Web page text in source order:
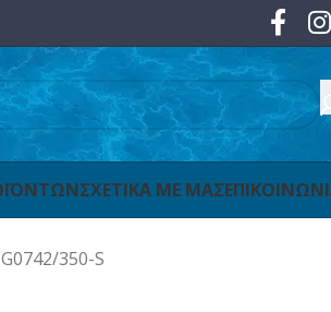
ΣΧΕΤΙΚΑ ΜΕ ΜΑΣ
350-S